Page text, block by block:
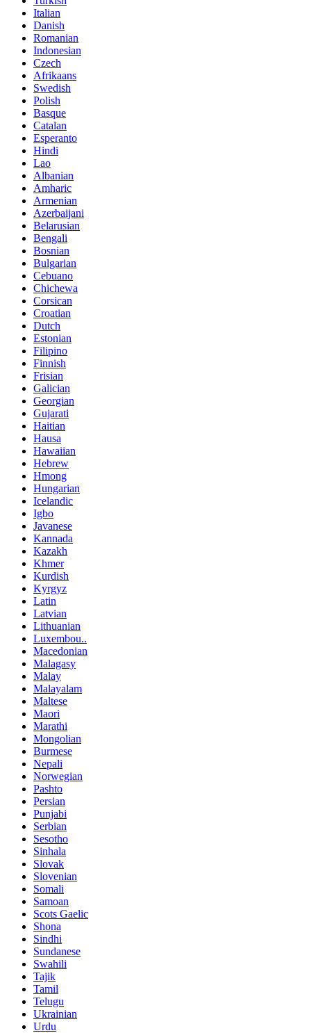
Italian
Danish
Romanian
Indonesian
Czech
Afrikaans
Swedish
Polish
Basque
Catalan
Esperanto
Hindi
Lao
Albanian
Amharic
Armenian
Azerbaijani
Belarusian
Bengali
Bosnian
Bulgarian
Cebuano
Chichewa
Corsican
Croatian
Dutch
Estonian
Filipino
Finnish
Frisian
Galician
Georgian
Gujarati
Haitian
Hausa
Hawaiian
Hebrew
Hmong
Hungarian
Icelandic
Igbo
Javanese
Kannada
Kazakh
Khmer
Kurdish
Kyrgyz
Latin
Latvian
Lithuanian
Luxembou..
Macedonian
Malagasy
Malay
Malayalam
Maltese
Maori
Marathi
Mongolian
Burmese
Nepali
Norwegian
Pashto
Persian
Punjabi
Serbian
Sesotho
Sinhala
Slovak
Slovenian
Somali
Samoan
Scots Gaelic
Shona
Sindhi
Sundanese
Swahili
Tajik
Tamil
Telugu
Ukrainian
Urdu